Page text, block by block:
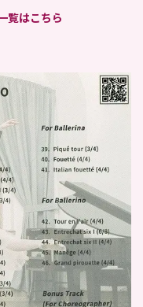
覧はこちら